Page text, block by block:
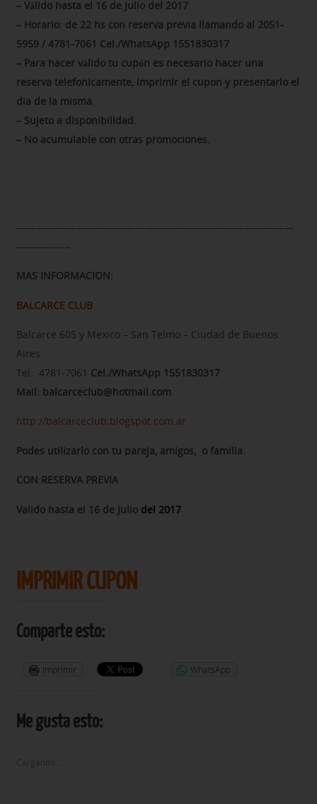
– Válido hasta el 16de Juliodel 2017
– Horario: de 22 hs con reserva previa llamando al 2051-
5959 / 4781-7061 Cel./WhatsApp 1551830317
– Para hacer válido tu cupón es necesario hacer una
reserva telefonicamente, imprimir el cupon y presentarlo el
dia de la misma.
– Sujeto a disponibilidad.
– No acumulable con otras promociones.
————————————————————————————
—————–
MAS INFORMACION:
BALCARCECLUB
Balcarce 605 y Mexico – San Telmo – Ciudad de Buenos
Aires
Tel: 4781-7061 Cel./WhatsApp 1551830317
Mail: balcarceclub@hotmail.com
http://balcarceclub.blogspot.com.ar
Podes utilizarlo con tu pareja, amigos, o familia.
CON RESERVA PREVIA
Valido hasta el 16 de Juliodel 2017
IMPRIMIR CUPON
Comparte esto:
Imprimir WhatsApp
Me gusta esto: